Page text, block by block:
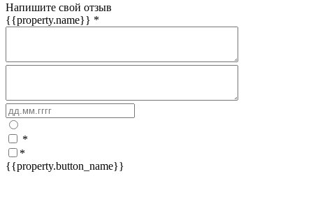
Напишите свой отзыв
{{property.name}} *
*
*
{{property.button_name}}